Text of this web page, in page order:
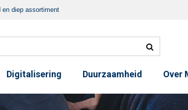
en diep assortiment
Digitalisering Duurzaamheid Over